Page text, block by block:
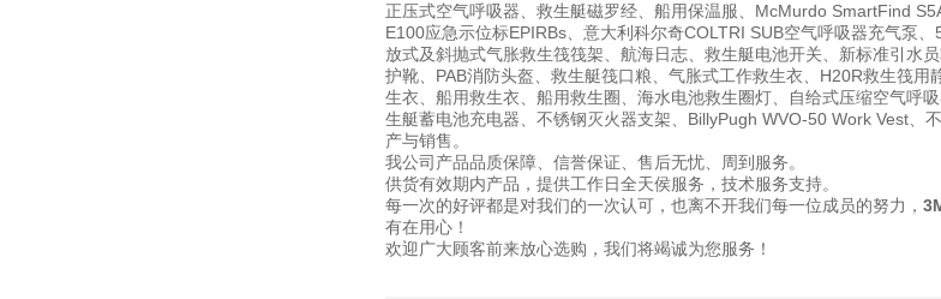
正压式空气呼吸器、救生艇磁罗经、船用保温服、McMurdo SmartFind
E100应急示位标EPIRBs、意大利科尔奇COLTRI SUB空气呼吸器充气泵
放式及斜抛式气胀救生筏筏架、航海日志、救生艇电池开关、新标准引水
护靴、PAB消防头盔、救生艇筏口粮、气胀式工作救生衣、H20R救生筏
生衣、船用救生衣、船用救生圈、海水电池救生圈灯、自给式压缩空气呼
生艇蓄电池充电器、不锈钢灭火器支架、BillyPugh WVO-50 Work Vest
产与销售。
我公司产品品质保障、信誉保证、售后无忧、周到服务。
供货有效期内产品，提供工作日全天侯服务，技术服务支持。
每一次的好评都是对我们的一次认可，也离不开我们每一位成员的努力，
有在用心！
欢迎广大顾客前来放心选购，我们将竭诚为您服务！